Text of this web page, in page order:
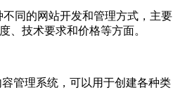
不同的网站开发和管理方式，主要
、技术要求和价格等方面。
容管理系统，可以用于创建各种类